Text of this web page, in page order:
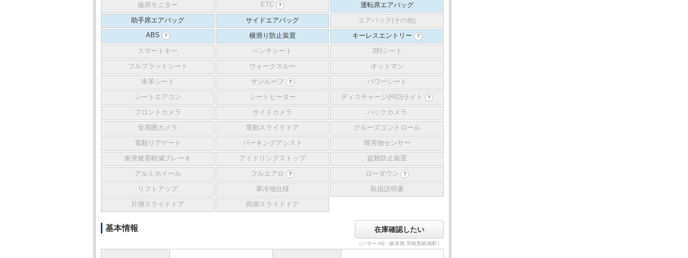
後席モニター
ETC ？
運転席エアバッグ
助手席エアバッグ
サイドエアバッグ
エアバッグ(その他)
ABS
？ 横滑り防止装置 キーレスエントリー ？
スマートキー ベンチシート
3列シート
フルフラットシート
ウォークスルー
オットマン
本革シート
サンルーフ ？
パワーシート
シートエアコン
シートヒーター ディスチャージ(HID)ライト ？
フロントカメラ サイドカメラ
バックカメラ
全周囲カメラ
電動スライドドア
クルーズコントロール
電動リアゲート
パーキングアシスト
障害物センサー
衝突被害軽減ブレーキ
アイドリングストップ
盗難防止装置
アルミホイール
フルエアロ ？ ローダウン ？
リフトアップ 寒冷地仕様
取扱説明書
片側スライドドア
両側スライドドア
基本情報
（ハマー H2 - 岐阜県 羽島郡岐南町）